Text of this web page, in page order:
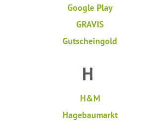
Google Play
GRAVIS
Gutscheingold
H
H&M
Hagebaumarkt